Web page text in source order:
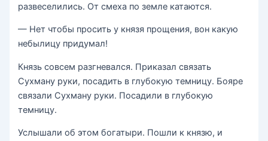
развеселились. От смеха по земле катаются.
— Нет чтобы просить у князя прощения, вон какую
небылицу придумал!
Князь совсем разгневался. Приказал связать
Сухману руки, посадить в глубокую темницу. Бояре
связали Сух­ману руки. Посадили в глубокую
темницу.
Услышали об этом богатыри. Пошли к князю, и